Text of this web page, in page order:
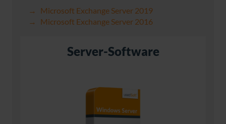
Microsoft Exchange Server 2019
Microsoft Exchange Server 2016
Server-Software